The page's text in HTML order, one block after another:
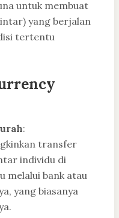
untuk membuat
yang berjalan
tertentu
:
transfer
individu di
melalui bank atau
yang biasanya